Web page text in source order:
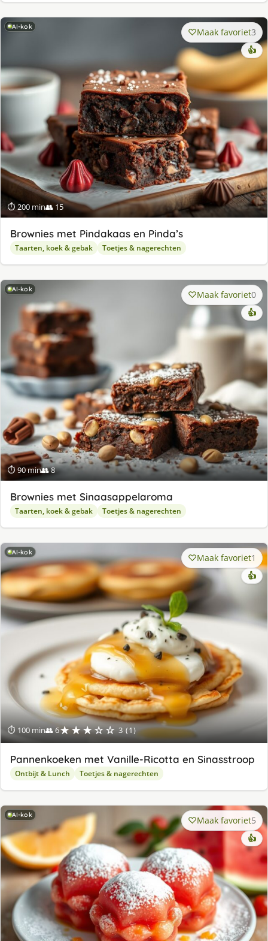
AI-kok
⏱ 200 min👥 15
Maak favoriet3
👍
Brownies met Pindakaas en Pinda’s
Taarten, koek & gebak Toetjes & nagerechten
AI-kok
⏱ 90 min👥 8
Maak favoriet0
👍
Brownies met Sinaasappelaroma
Taarten, koek & gebak Toetjes & nagerechten
AI-kok
⏱ 100 min👥 6★★★☆☆ 3 (1)
Maak favoriet1
👍
Pannenkoeken met Vanille-Ricotta en Sinasstroop
Ontbijt & Lunch Toetjes & nagerechten
AI-kok Maak favoriet5
👍